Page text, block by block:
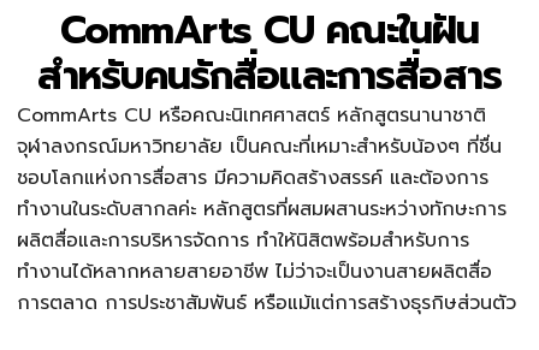
CommArts CU คณะในฝัน
สำหรับคนรักสื่อและการสื่อสาร
CommArts CU หรือคณะนิเทศศาสตร์ หลักสูตรนานาชาติ
จุฬาลงกรณ์มหาวิทยาลัย เป็นคณะที่เหมาะสำหรับน้องๆ ที่ชื่น
ชอบโลกแห่งการสื่อสาร มีความคิดสร้างสรรค์ และต้องการ
ทำงานในระดับสากลค่ะ หลักสูตรที่ผสมผสานระหว่างทักษะการ
ผลิตสื่อและการบริหารจัดการ ทำให้นิสิตพร้อมสำหรับการ
ทำงานได้หลากหลายสายอาชีพ ไม่ว่าจะเป็นงานสายผลิตสื่อ
การตลาด การประชาสัมพันธ์ หรือแม้แต่การสร้างธุรกิษส่วนตัว